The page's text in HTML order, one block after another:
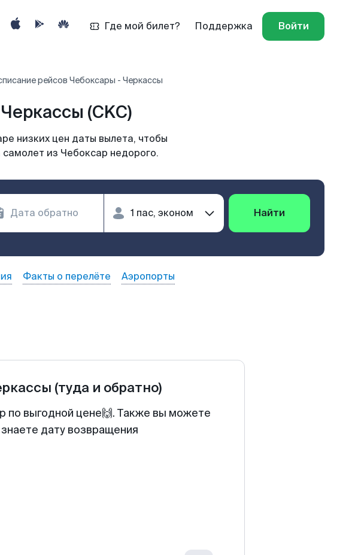
Где мой билет? Поддержка Войти
рейсов Чебоксары - Черкассы
(CKC)
низких цен даты вылета, чтобы
из Чебоксар недорого.
Найти
Факты о перелёте Аэропорты
(туда и обратно)
по выгодной цене🙌. Также вы можете
дату возвращения